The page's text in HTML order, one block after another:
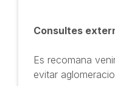
Consultes
Es recomana
evitar